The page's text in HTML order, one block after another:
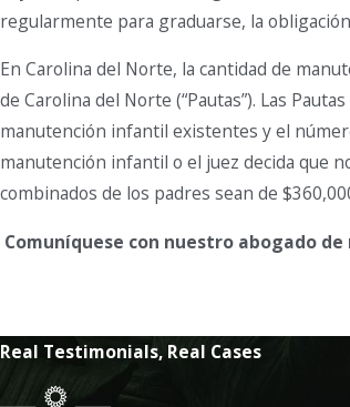
regularmente para graduarse, la
En Carolina del Norte, la cantidad de
de Carolina del Norte (“Pautas”). Las
manutención infantil existentes y el
manutención infantil o el juez decida que
combinados de los padres sean de
Comuníquese con nuestro abogado
Real Testimonials, Real Cases